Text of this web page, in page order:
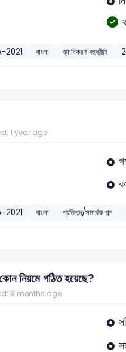
2021 বাংলা ব্যাধিকরণ বহুব্রীহি
1 year ago
2021 বাংলা প্রতিশব্দ/সমার্থক শব্দ
কোন নিয়মে গঠিত হয়েছে?
8 months ago